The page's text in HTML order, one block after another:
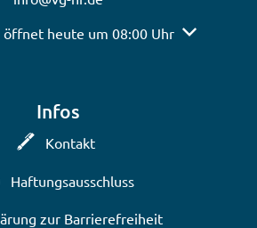
Öffnungs- oder Schließzeiten
öffnet heute um 08:00 Uhr
Infos
Kontakt
Haftungsausschluss
zur Barrierefreiheit